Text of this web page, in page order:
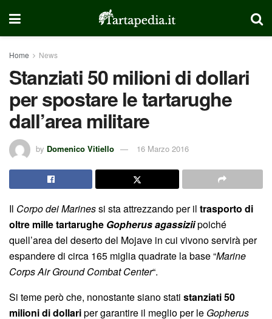
Home News
Stanziati 50 milioni di dollari
per spostare le tartarughe
dall’area militare
by Domenico Vitiello 16 Marzo 2016
Il Corpo dei Marinessi sta attrezzando per il trasporto di
oltre mille tartarughe Gopherus agassiziipoiché
quell’area del deserto del Mojave in cui vivono servirà per
espandere di circa 165 miglia quadrate la base “Marine
Corps Air Ground Combat Center“.
Si teme però che, nonostante siano stati stanziati 50
milioni di dollariper garantire il meglio per le Gopherus